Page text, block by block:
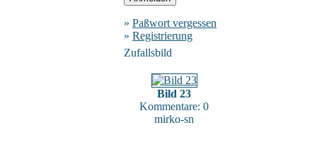
» Paßwort vergessen
» Registrierung
Zufallsbild
Bild 23
Kommentare: 0
mirko-sn